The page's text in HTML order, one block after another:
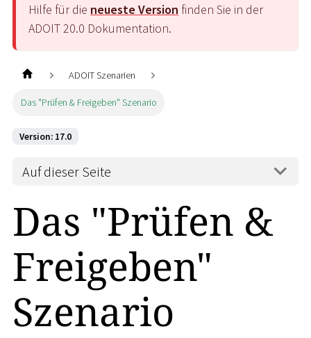
Hilfe für die neueste Version finden Sie in der
ADOIT20.0 Dokumentation.
ADOIT Szenarien
Das "Prüfen & Freigeben" Szenario
Version: 17.0
Auf dieser Seite
Das "Prüfen &
Freigeben"
Szenario